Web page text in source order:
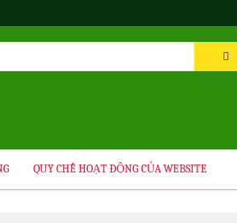
QUY CHẾ HOẠT ĐỘNG CỦA WEBSITE